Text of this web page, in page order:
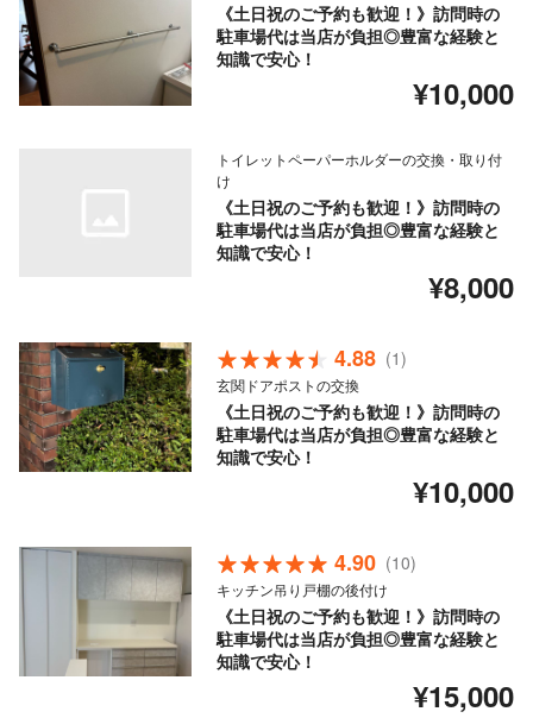
《土日祝のご予約も歓迎！》訪問時の
駐車場代は当店が負担◎豊富な経験と
知識で安心！
¥10,000
トイレットペーパーホルダーの交換・取り付
け
《土日祝のご予約も歓迎！》訪問時の
駐車場代は当店が負担◎豊富な経験と
知識で安心！
¥8,000
4.88 (1)
玄関ドアポストの交換
《土日祝のご予約も歓迎！》訪問時の
駐車場代は当店が負担◎豊富な経験と
知識で安心！
¥10,000
4.90 (10)
キッチン吊り戸棚の後付け
《土日祝のご予約も歓迎！》訪問時の
駐車場代は当店が負担◎豊富な経験と
知識で安心！
¥15,000